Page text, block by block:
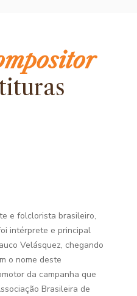
e folclorista brasileiro,
intérprete e principal
Velásquez, chegando
o nome deste
da campanha que
Brasileira de